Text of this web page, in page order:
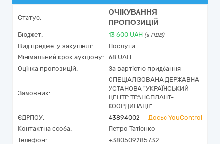
Статус:
ОЧІКУВАННЯ
ПРОПОЗИЦІЙ
Бюджет: 13 600 UAH (з ПДВ)
Вид предмету закупівлі:
Послуги
Мінімальний крок аукціону:
68 UAH
Оцінка пропозицій:
За вартістю придбання
Замовник:
СПЕЦІАЛІЗОВАНА ДЕРЖАВНА
УСТАНОВА "УКРАЇНСЬКИЙ
ЦЕНТР ТРАНСПЛАНТ-
КООРДИНАЦІЇ"
ЄДРПОУ:
43894002
Досьє YouControl
Контактна особа:
Петро Татієнко
Телефон:
+380509285732